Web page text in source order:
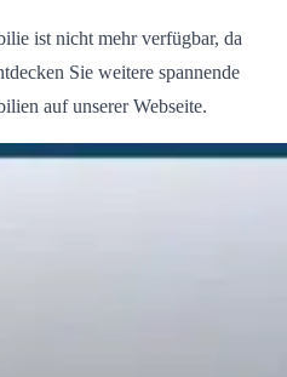
ist nicht mehr verfügbar, da
Sie weitere spannende
auf unserer Webseite.